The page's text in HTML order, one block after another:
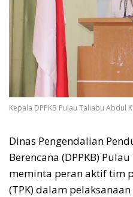
Kepala DPPKB Pulau Taliabu
Dinas Pengendalian
Berencana (DPPKB)
meminta peran aktif tim
(TPK) dalam